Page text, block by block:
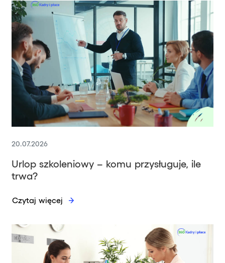
20.07.2026
Urlop szkoleniowy – komu przysługuje, ile
trwa?
Czytaj więcej